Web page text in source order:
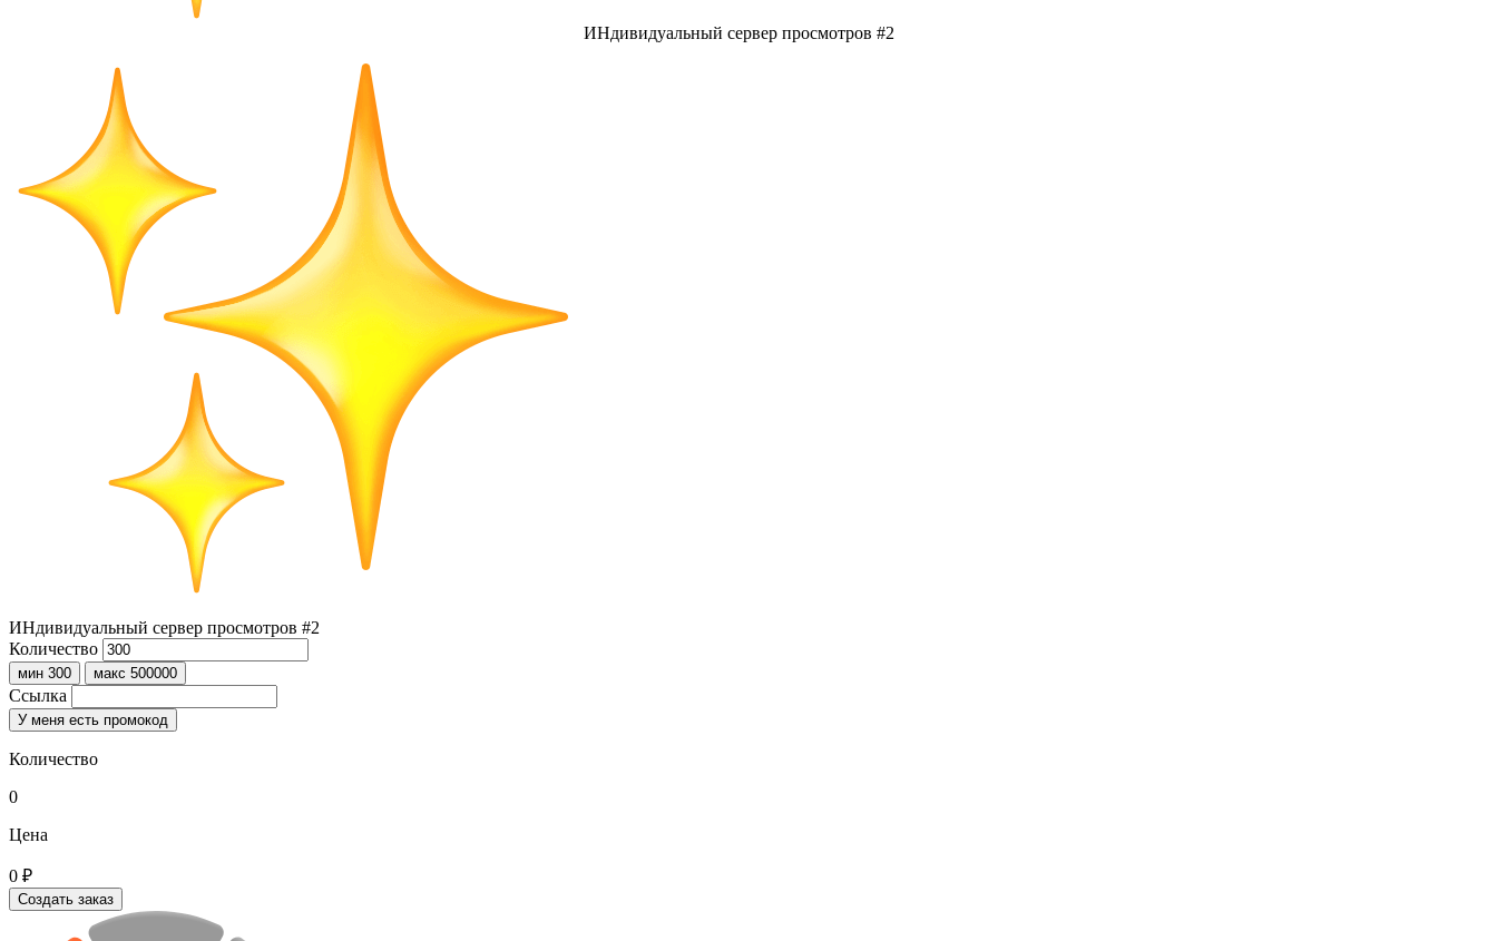
ИНдивидуальный сервер просмотров #2
ИНдивидуальный сервер просмотров #2
Количество
мин 300 макс 500000
Ссылка
У меня есть промокод
Количество
0
Цена
0 ₽
Создать заказ